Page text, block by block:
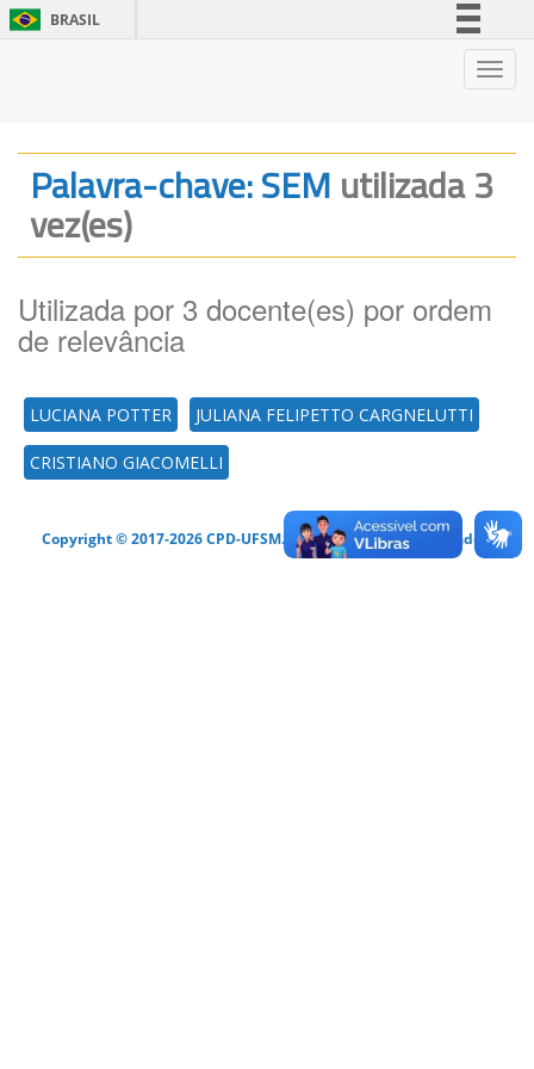
BRASIL
Legislação
Palavra-chave: SEM utilizada 3
vez(es)
Utilizada por 3 docente(es) por ordem
de relevância
LUCIANA POTTER JULIANA FELIPETTO CARGNELUTTI
CRISTIANO GIACOMELLI
Copyright © 2017-2026 CPD-UFSM. Todos os direitos reservados.